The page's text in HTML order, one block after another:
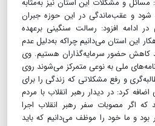
مسائل و مشکلات این استان نیز به‌مثابه
شود و عقب‌ماندگی در این حوزه جبران
ادامه افزود: رسالت سنگینی برعهده
این استان می‌دانیم چراکه به‌دلیل عدم
کاهش حضور سرمایه‌گذاران هستیم. وی
ملی به نوعی متمرکز می‌شوند روی
و رفع مشکلاتی که زندگی را برای
کرد: در دیدار رهبر انقلاب با مردم
اگر مصوبات سفر رهبر انقلاب اجرا
و ما خود را موظف می‌دانیم که باید